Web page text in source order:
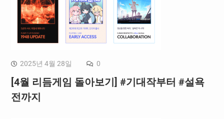
2025년 4월 28일 0
[4월 리듬게임 돌아보기] #기대작부터 #설욕
전까지